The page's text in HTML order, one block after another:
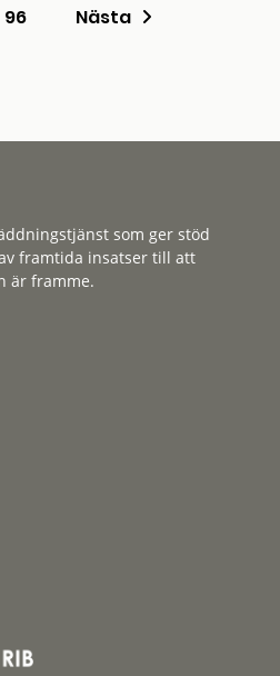
96 Nästa
som ger stöd
framtida insatser till att
är framme.